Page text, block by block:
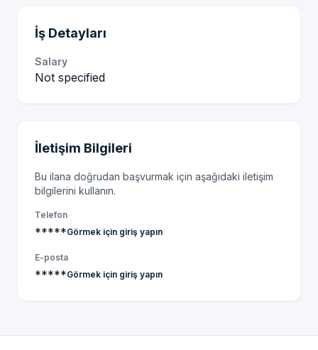
İş Detayları
Salary
Not specified
İletişim Bilgileri
Bu ilana doğrudan başvurmak için aşağıdaki iletişim
bilgilerini kullanın.
Telefon
*****Görmek için giriş yapın
E-posta
*****Görmek için giriş yapın